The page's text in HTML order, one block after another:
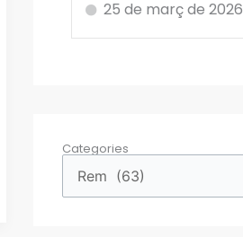
25 de març de 2026
Categories